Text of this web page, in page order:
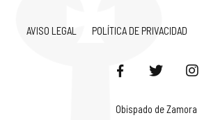
AVISO LEGAL POLÍTICA DE PRIVACIDAD
Obispado de Zamora